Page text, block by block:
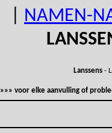
NAMEN-
Lanssens-
»»» voor elke aanvulling of